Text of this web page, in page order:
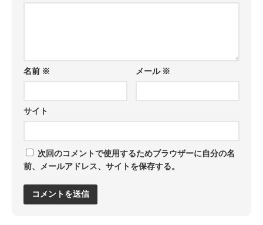
名前 ※ メール ※
サイト
次回のコメントで使用するためブラウザーに自分の名
前、メールアドレス、サイトを保存する。